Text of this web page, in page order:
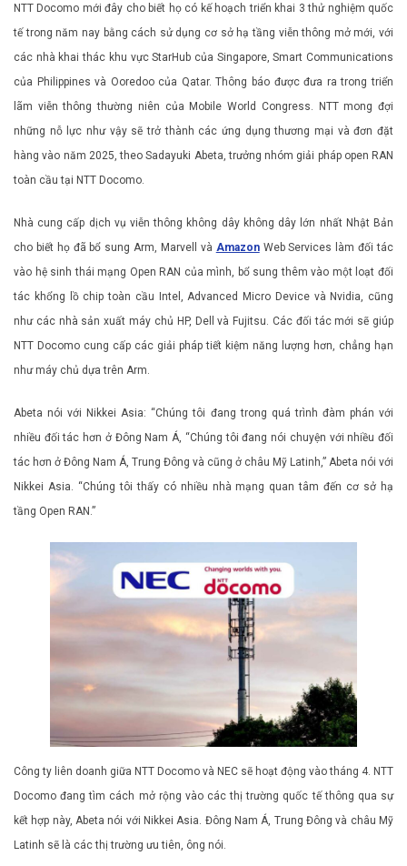
NTT Docomo mới đây cho biết họ có kế hoạch triển khai 3 thử nghiệm quốc
tế trong năm nay bằng cách sử dụng cơ sở hạ tầng viễn thông mở mới, với
các nhà khai thác khu vực StarHub của Singapore, Smart Communications
của Philippines và Ooredoo của Qatar. Thông báo được đưa ra trong triển
lãm viễn thông thường niên của Mobile World Congress. NTT mong đợi
những nỗ lực như vậy sẽ trở thành các ứng dụng thương mại và đơn đặt
hàng vào năm 2025, theo Sadayuki Abeta, trưởng nhóm giải pháp open RAN
toàn cầu tại NTT Docomo.
Nhà cung cấp dịch vụ viễn thông không dây không dây lớn nhất Nhật Bản
cho biết họ đã bổ sung Arm, Marvell và AmazonWeb Services làm đối tác
vào hệ sinh thái mạng Open RAN của mình, bổ sung thêm vào một loạt đối
tác khổng lồ chip toàn cầu Intel, Advanced Micro Device và Nvidia, cũng
như các nhà sản xuất máy chủ HP, Dell và Fujitsu. Các đối tác mới sẽ giúp
NTT Docomo cung cấp các giải pháp tiết kiệm năng lượng hơn, chẳng hạn
như máy chủ dựa trên Arm.
Abeta nói với Nikkei Asia: “Chúng tôi đang trong quá trình đàm phán với
nhiều đối tác hơn ở Đông Nam Á, “Chúng tôi đang nói chuyện với nhiều đối
tác hơn ở Đông Nam Á, Trung Đông và cũng ở châu Mỹ Latinh,” Abeta nói với
Nikkei Asia. “Chúng tôi thấy có nhiều nhà mạng quan tâm đến cơ sở hạ
tầng Open RAN.”
Công ty liên doanh giữa NTT Docomo và NEC sẽ hoạt động vào tháng 4. NTT
Docomo đang tìm cách mở rộng vào các thị trường quốc tế thông qua sự
kết hợp này, Abeta nói với Nikkei Asia. Đông Nam Á, Trung Đông và châu Mỹ
Latinh sẽ là các thị trường ưu tiên, ông nói.